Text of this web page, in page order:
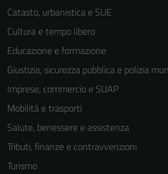
Catasto, urbanistica e SUE
Cultura e tempo libero
Educazione e formazione
Giustizia, sicurezza pubblica e polizia
Imprese, commercio e SUAP
Mobilità e trasporti
Salute, benessere e assistenza
Tributi, finanze e contravvenzioni
Turismo